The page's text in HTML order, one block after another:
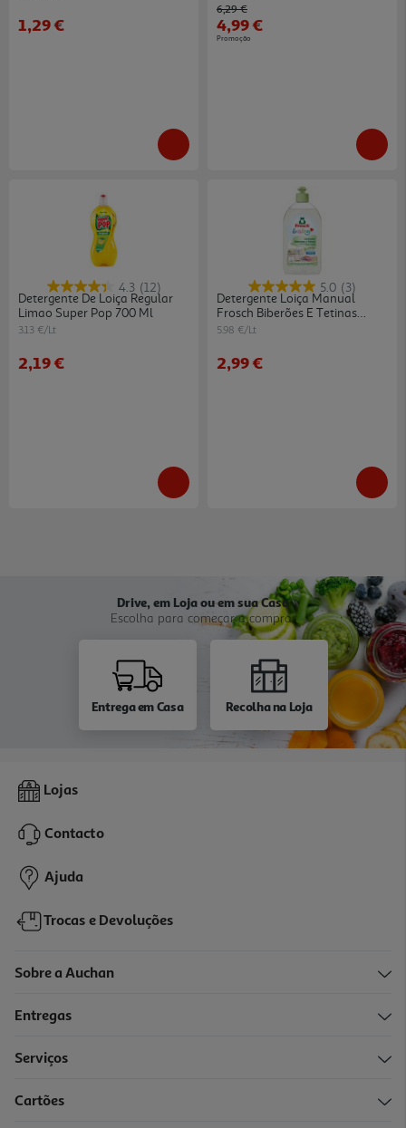
1,29 €
Price reduced from
6,29 €to
4,99 €
Promoção
4.3 (12)
Detergente De Loiça Regular
Limao Super Pop 700 Ml
3.13 €/Lt
2,19 €
5.0 (3)
Detergente Loiça Manual
Frosch Biberões E Tetinas
500ml
5.98 €/Lt
2,99 €
Drive, em Loja ou em sua Casa
Escolha para começar a comprar
Entrega em Casa Recolha na Loja
Lojas
Contacto
Ajuda
Trocas e Devoluções
Sobre a Auchan
Entregas
Serviços
Cartões